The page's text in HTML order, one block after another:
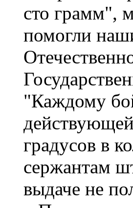
сто грамм",
помогли
"Каждому
градусов в
сержантам
выдаче не